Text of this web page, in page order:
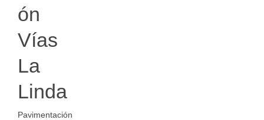
ón
Vías
La
Linda
Pavimentación